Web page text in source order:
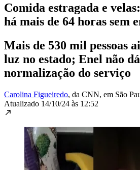
Comida estragada e
há mais de 64 horas sem
Mais de 530 mil pessoas
luz no estado; Enel não
normalização do serviço
Carolina Figueiredo, da CNN, em São
Atualizado 14/10/24 às 12:52